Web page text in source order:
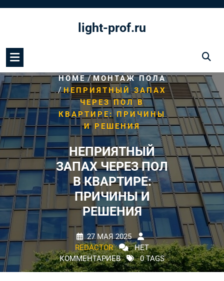
light-prof.ru
HOME/МОНТАЖ ПОЛА
/НЕПРИЯТНЫЙ ЗАПАХ
ЧЕРЕЗ ПОЛ В
КВАРТИРЕ: ПРИЧИНЫ
И РЕШЕНИЯ
НЕПРИЯТНЫЙ
ЗАПАХ ЧЕРЕЗ ПОЛ
В КВАРТИРЕ:
ПРИЧИНЫ И
РЕШЕНИЯ
27 МАЯ 2025
REDACTOR
НЕТ
КОММЕНТАРИЕВ
0 TAGS